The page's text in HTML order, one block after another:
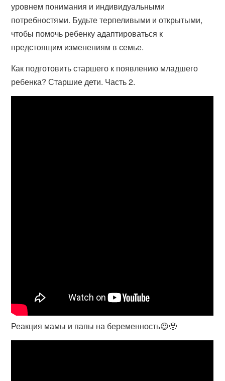
уровнем понимания и индивидуальными
потребностями. Будьте терпеливыми и открытыми,
чтобы помочь ребенку адаптироваться к
предстоящим изменениям в семье.
Как подготовить старшего к появлению младшего
ребенка? Старшие дети. Часть 2.
Реакция мамы и папы на беременность😍🥹